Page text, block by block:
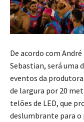
De acordo com
Sebastian, será uma
eventos da
de largura por 20
telões de LED, que
deslumbrante para o